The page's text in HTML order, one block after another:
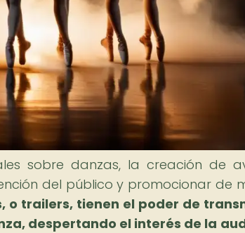
sobre danzas, la creación de
del público y promocionar de
o trailers, tienen el poder de
despertando el interés de la